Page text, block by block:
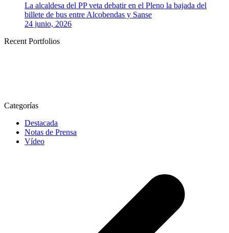
La alcaldesa del PP veta debatir en el Pleno la bajada del
billete de bus entre Alcobendas y Sanse
24 junio, 2026
Recent Portfolios
Categorías
Destacada
Notas de Prensa
Vídeo